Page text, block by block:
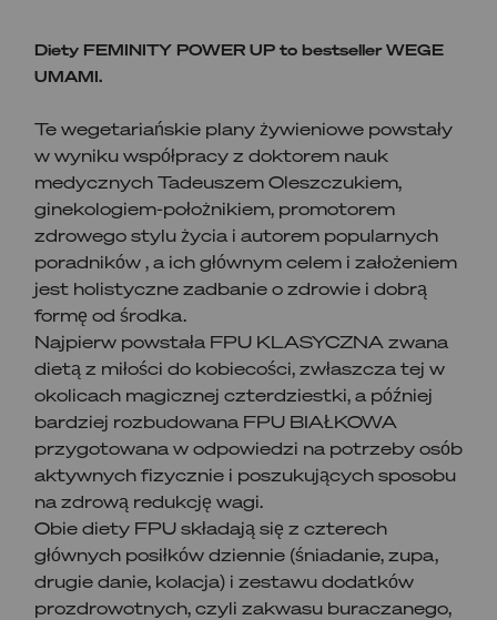
Diety FEMINITY POWER UP to bestseller WEGE
UMAMI.
Te wegetariańskie plany żywieniowe powstały
w wyniku współpracy z doktorem nauk
medycznych Tadeuszem Oleszczukiem,
ginekologiem-położnikiem, promotorem
zdrowego stylu życia i autorem popularnych
poradników , a ich głównym celem i założeniem
jest holistyczne zadbanie o zdrowie i dobrą
formę od środka.
Najpierw powstała FPU KLASYCZNA zwana
dietą z miłości do kobiecości, zwłaszcza tej w
okolicach magicznej czterdziestki, a później
bardziej rozbudowana FPU BIAŁKOWA
przygotowana w odpowiedzi na potrzeby osób
aktywnych fizycznie i poszukujących sposobu
na zdrową redukcję wagi.
Obie diety FPU składają się z czterech
głównych posiłków dziennie (śniadanie, zupa,
drugie danie, kolacja) i zestawu dodatków
prozdrowotnych, czyli zakwasu buraczanego,